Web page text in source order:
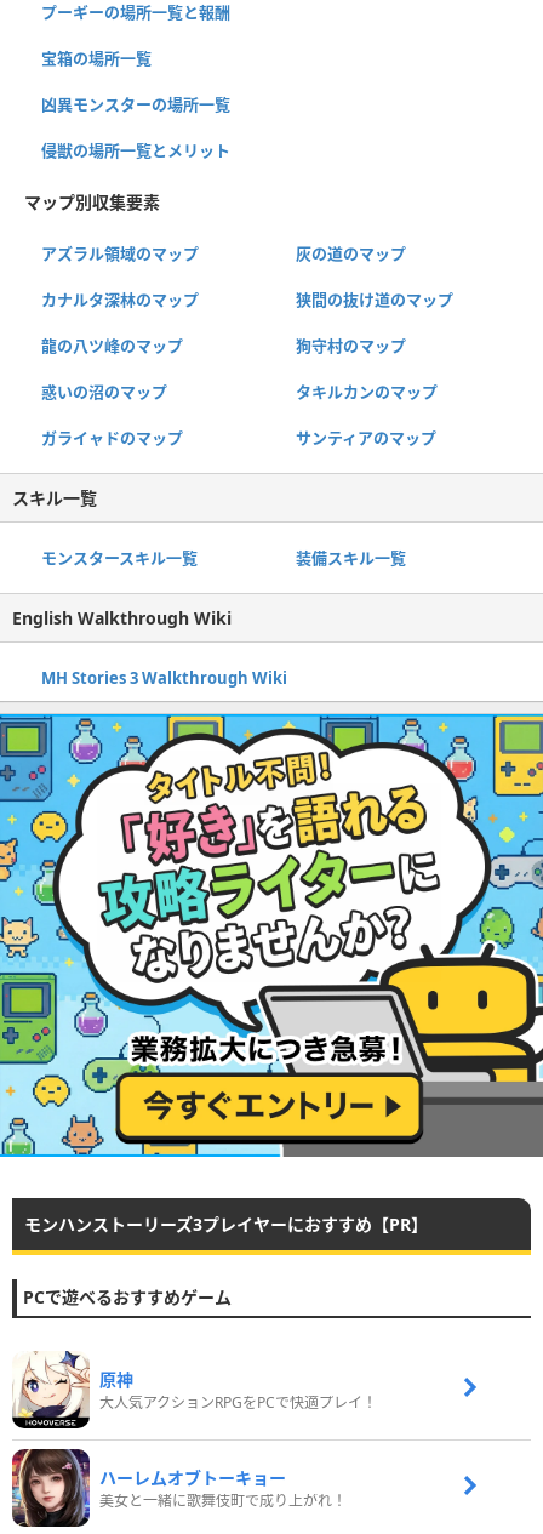
プーギーの場所一覧と報酬
宝箱の場所一覧
凶異モンスターの場所一覧
侵獣の場所一覧とメリット
マップ別収集要素
アズラル領域のマップ 灰の道のマップ
カナルタ深林のマップ 狭間の抜け道のマップ
龍の八ツ峰のマップ 狗守村のマップ
惑いの沼のマップ タキルカンのマップ
ガライャドのマップ サンティアのマップ
スキル一覧
モンスタースキル一覧 装備スキル一覧
English Walkthrough Wiki
MH Stories 3 Walkthrough Wiki
モンハンストーリーズ3プレイヤーにおすすめ【PR】
PCで遊べるおすすめゲーム
原神
大人気アクションRPGをPCで快適プレイ！
ハーレムオブトーキョー
美女と一緒に歌舞伎町で成り上がれ！